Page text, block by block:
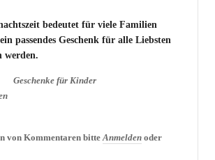
bedeutet für viele Familien
passendes Geschenk für alle Liebsten
werden.
Geschenke für Kinder
Vorweihnachtsstress: Wie finde ich das
von Kommentaren bitte Anmelden oder